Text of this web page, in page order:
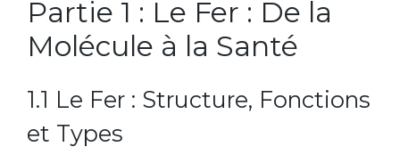
Partie 1 : Le Fer : De la
Molécule à la Santé
1.1 Le Fer : Structure‚ Fonctions
et Types